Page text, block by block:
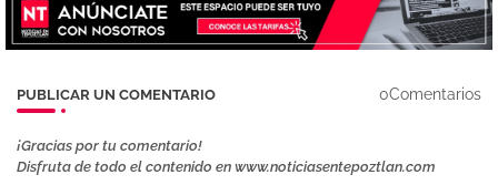
PUBLICAR UN COMENTARIO 0Comentarios
¡Gracias por tu comentario!
Disfruta de todo el contenido en www.noticiasentepoztlan.com